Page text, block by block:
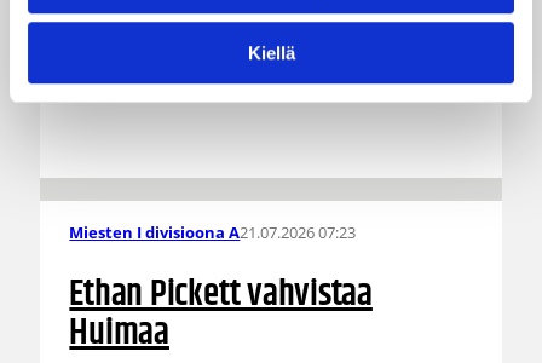
Kiellä
Miesten I divisioona A21.07.2026 07:23
Ethan Pickett vahvistaa
Huimaa